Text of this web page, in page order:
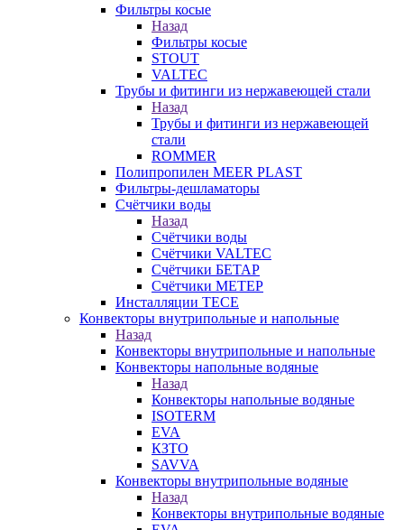
Фильтры косые
Назад
Фильтры косые
STOUT
VALTEC
Трубы и фитинги из нержавеющей стали
Назад
Трубы и фитинги из нержавеющей
стали
ROMMER
Полипропилен MEER PLAST
Фильтры-дешламаторы
Счётчики воды
Назад
Счётчики воды
Счётчики VALTEC
Счётчики БЕТАР
Счётчики МЕТЕР
Инсталляции TECE
Конвекторы внутрипольные и напольные
Назад
Конвекторы внутрипольные и напольные
Конвекторы напольные водяные
Назад
Конвекторы напольные водяные
ISOTERM
EVA
КЗТО
SAVVA
Конвекторы внутрипольные водяные
Назад
Конвекторы внутрипольные водяные